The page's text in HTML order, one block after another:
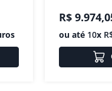
R$ 9.974,
ou até 10x